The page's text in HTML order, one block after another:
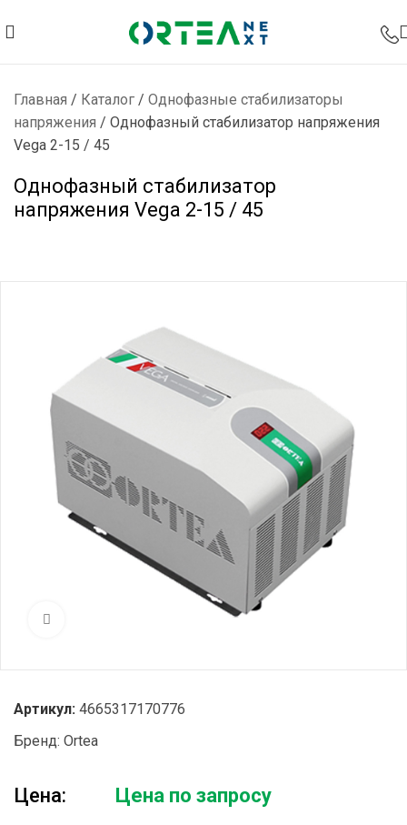
Главная / Каталог / Однофазные стабилизаторы
напряжения / Однофазный стабилизатор напряжения
Vega 2-15 / 45
Однофазный стабилизатор
напряжения Vega 2-15 / 45
Нажмите, чтобы увеличить
Артикул: 4665317170776
Бренд: Ortea
Цена: Цена по запросу